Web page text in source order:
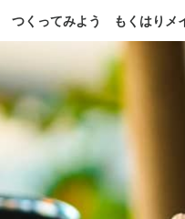
つくってみよう もくはりメ